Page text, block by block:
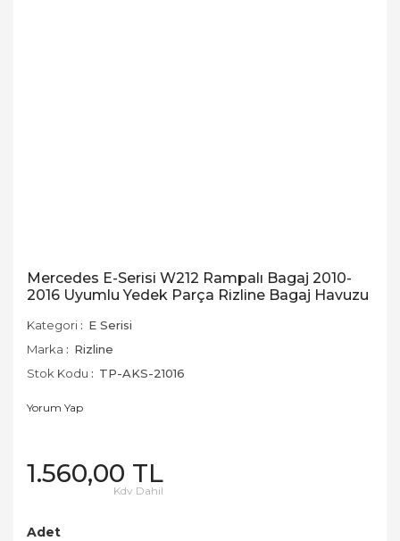
Mercedes E-Serisi W212 Rampalı Bagaj 2010-
2016 Uyumlu Yedek Parça Rizline Bagaj Havuzu
Kategori
E Serisi
Marka
Rizline
Stok Kodu
TP-AKS-21016
Yorum Yap
1.560,00 TL
Kdv Dahil
Adet